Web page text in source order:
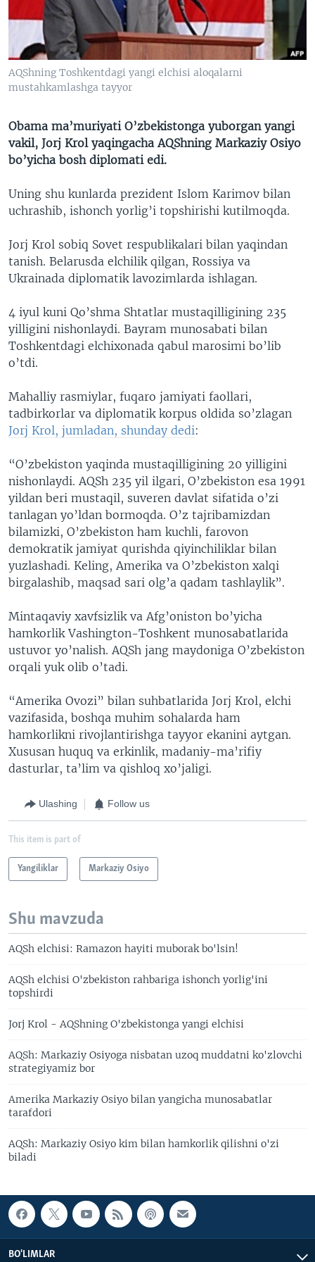
VIDEO
XABARLAR SURATLARDA
ODNOKLASSNIKI
TELEGRAM
TWITTER
SOUNDCLOUD
VOA
AQShning Toshkentdagi yangi elchisi aloqalarni
mustahkamlashga tayyor
Obama ma’muriyati O’zbekistonga yuborgan yangi
vakil, Jorj Krol yaqingacha AQShning Markaziy Osiyo
bo’yicha bosh diplomati edi.
Uning shu kunlarda prezident Islom Karimov bilan
uchrashib, ishonch yorlig’i topshirishi kutilmoqda.
Jorj Krol sobiq Sovet respublikalari bilan yaqindan
tanish. Belarusda elchilik qilgan, Rossiya va
Ukrainada diplomatik lavozimlarda ishlagan.
4 iyul kuni Qo’shma Shtatlar mustaqilligining 235
yilligini nishonlaydi. Bayram munosabati bilan
Toshkentdagi elchixonada qabul marosimi bo’lib
o’tdi.
Mahalliy rasmiylar, fuqaro jamiyati faollari,
tadbirkorlar va diplomatik korpus oldida so’zlagan
Jorj Krol, jumladan, shunday dedi:
“O’zbekiston yaqinda mustaqilligining 20 yilligini
nishonlaydi. AQSh 235 yil ilgari, O’zbekiston esa 1991
yildan beri mustaqil, suveren davlat sifatida o’zi
tanlagan yo’ldan bormoqda. O’z tajribamizdan
bilamizki, O’zbekiston ham kuchli, farovon
demokratik jamiyat qurishda qiyinchiliklar bilan
yuzlashadi. Keling, Amerika va O’zbekiston xalqi
birgalashib, maqsad sari olg’a qadam tashlaylik”.
Mintaqaviy xavfsizlik va Afg’oniston bo’yicha
hamkorlik Vashington-Toshkent munosabatlarida
ustuvor yo’nalish. AQSh jang maydoniga O’zbekiston
orqali yuk olib o’tadi.
“Amerika Ovozi” bilan suhbatlarida Jorj Krol, elchi
vazifasida, boshqa muhim sohalarda ham
hamkorlikni rivojlantirishga tayyor ekanini aytgan.
Xususan huquq va erkinlik, madaniy-ma’rifiy
dasturlar, ta’lim va qishloq xo’jaligi.
Ulashing Follow us
This item is part of
Yangiliklar Markaziy Osiyo
Shu mavzuda
AQSh elchisi: Ramazon hayiti muborak bo'lsin!
AQSh elchisi O'zbekiston rahbariga ishonch yorlig'ini
topshirdi
Jorj Krol - AQShning O'zbekistonga yangi elchisi
AQSh: Markaziy Osiyoga nisbatan uzoq muddatni ko'zlovchi
strategiyamiz bor
Amerika Markaziy Osiyo bilan yangicha munosabatlar
tarafdori
AQSh: Markaziy Osiyo kim bilan hamkorlik qilishni o'zi
biladi
BO'LIMLAR